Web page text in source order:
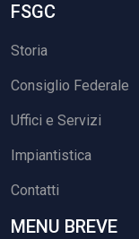
FSGC
Storia
Consiglio Federale
Uffici e Servizi
Impiantistica
Contatti
MENU BREVE